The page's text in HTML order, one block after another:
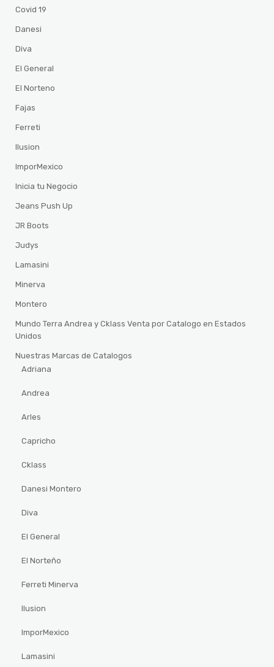
Covid 19
Danesi
Diva
El General
El Norteno
Fajas
Ferreti
Ilusion
ImporMexico
Inicia tu Negocio
Jeans Push Up
JR Boots
Judys
Lamasini
Minerva
Montero
Mundo Terra Andrea y Cklass Venta por Catalogo en Estados
Unidos
Nuestras Marcas de Catalogos
Adriana
Andrea
Arles
Capricho
Cklass
Danesi Montero
Diva
El General
El Norteño
Ferreti Minerva
Ilusion
ImporMexico
Lamasini